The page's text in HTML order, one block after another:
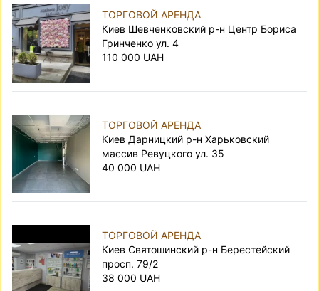
ТОРГОВОЙ АРЕНДА
Киев Шевченковский р-н Центр Бориса
Гринченко ул. 4
110 000 UAH
ТОРГОВОЙ АРЕНДА
Киев Дарницкий р-н Харьковский
массив Ревуцкого ул. 35
40 000 UAH
ТОРГОВОЙ АРЕНДА
Киев Святошинский р-н Берестейский
просп. 79/2
38 000 UAH